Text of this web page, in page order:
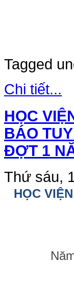
Tagged
Chi tiết...
HỌC
BÁO
ĐỢT 1
Thứ sáu,
HỌC
Năm